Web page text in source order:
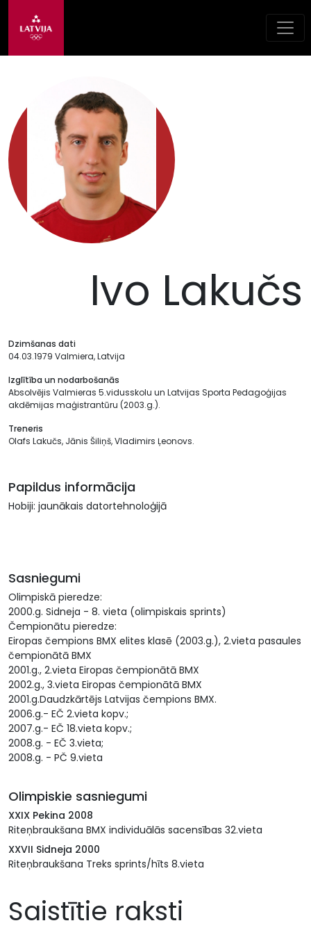
Ivo Lakučs
Dzimšanas dati
04.03.1979 Valmiera, Latvija
Izglītība un nodarbošanās
Absolvējis Valmieras 5.vidusskolu un Latvijas Sporta Pedagoģijas
akdēmijas maģistrantūru (2003.g.).
Treneris
Olafs Lakučs, Jānis Šiliņš, Vladimirs Ļeonovs.
Papildus informācija
Hobiji: jaunākais datortehnoloģijā
Sasniegumi
Olimpiskā pieredze:
2000.g. Sidneja - 8. vieta (olimpiskais sprints)
Čempionātu pieredze:
Eiropas čempions BMX elites klasē (2003.g.), 2.vieta pasaules
čempionātā BMX
2001.g., 2.vieta Eiropas čempionātā BMX
2002.g., 3.vieta Eiropas čempionātā BMX
2001.g.Daudzkārtējs Latvijas čempions BMX.
2006.g.- EČ 2.vieta kopv.;
2007.g.- EČ 18.vieta kopv.;
2008.g. - EČ 3.vieta;
2008.g. - PČ 9.vieta
Olimpiskie sasniegumi
XXIX Pekina 2008
Riteņbraukšana BMX individuālās sacensības 32.vieta
XXVII Sidneja 2000
Riteņbraukšana Treks sprints/hīts 8.vieta
Saistītie raksti